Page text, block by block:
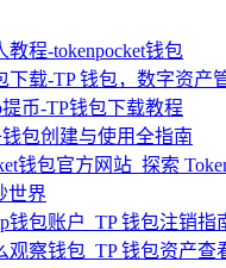
教程-tokenpocket钱包
下载-TP 钱包，数字资产
提币-TP钱包下载教程
包创建与使用全指南
钱包官方网站_探索
世界
钱包账户_TP 钱包注销指
观察钱包_TP 钱包资产查